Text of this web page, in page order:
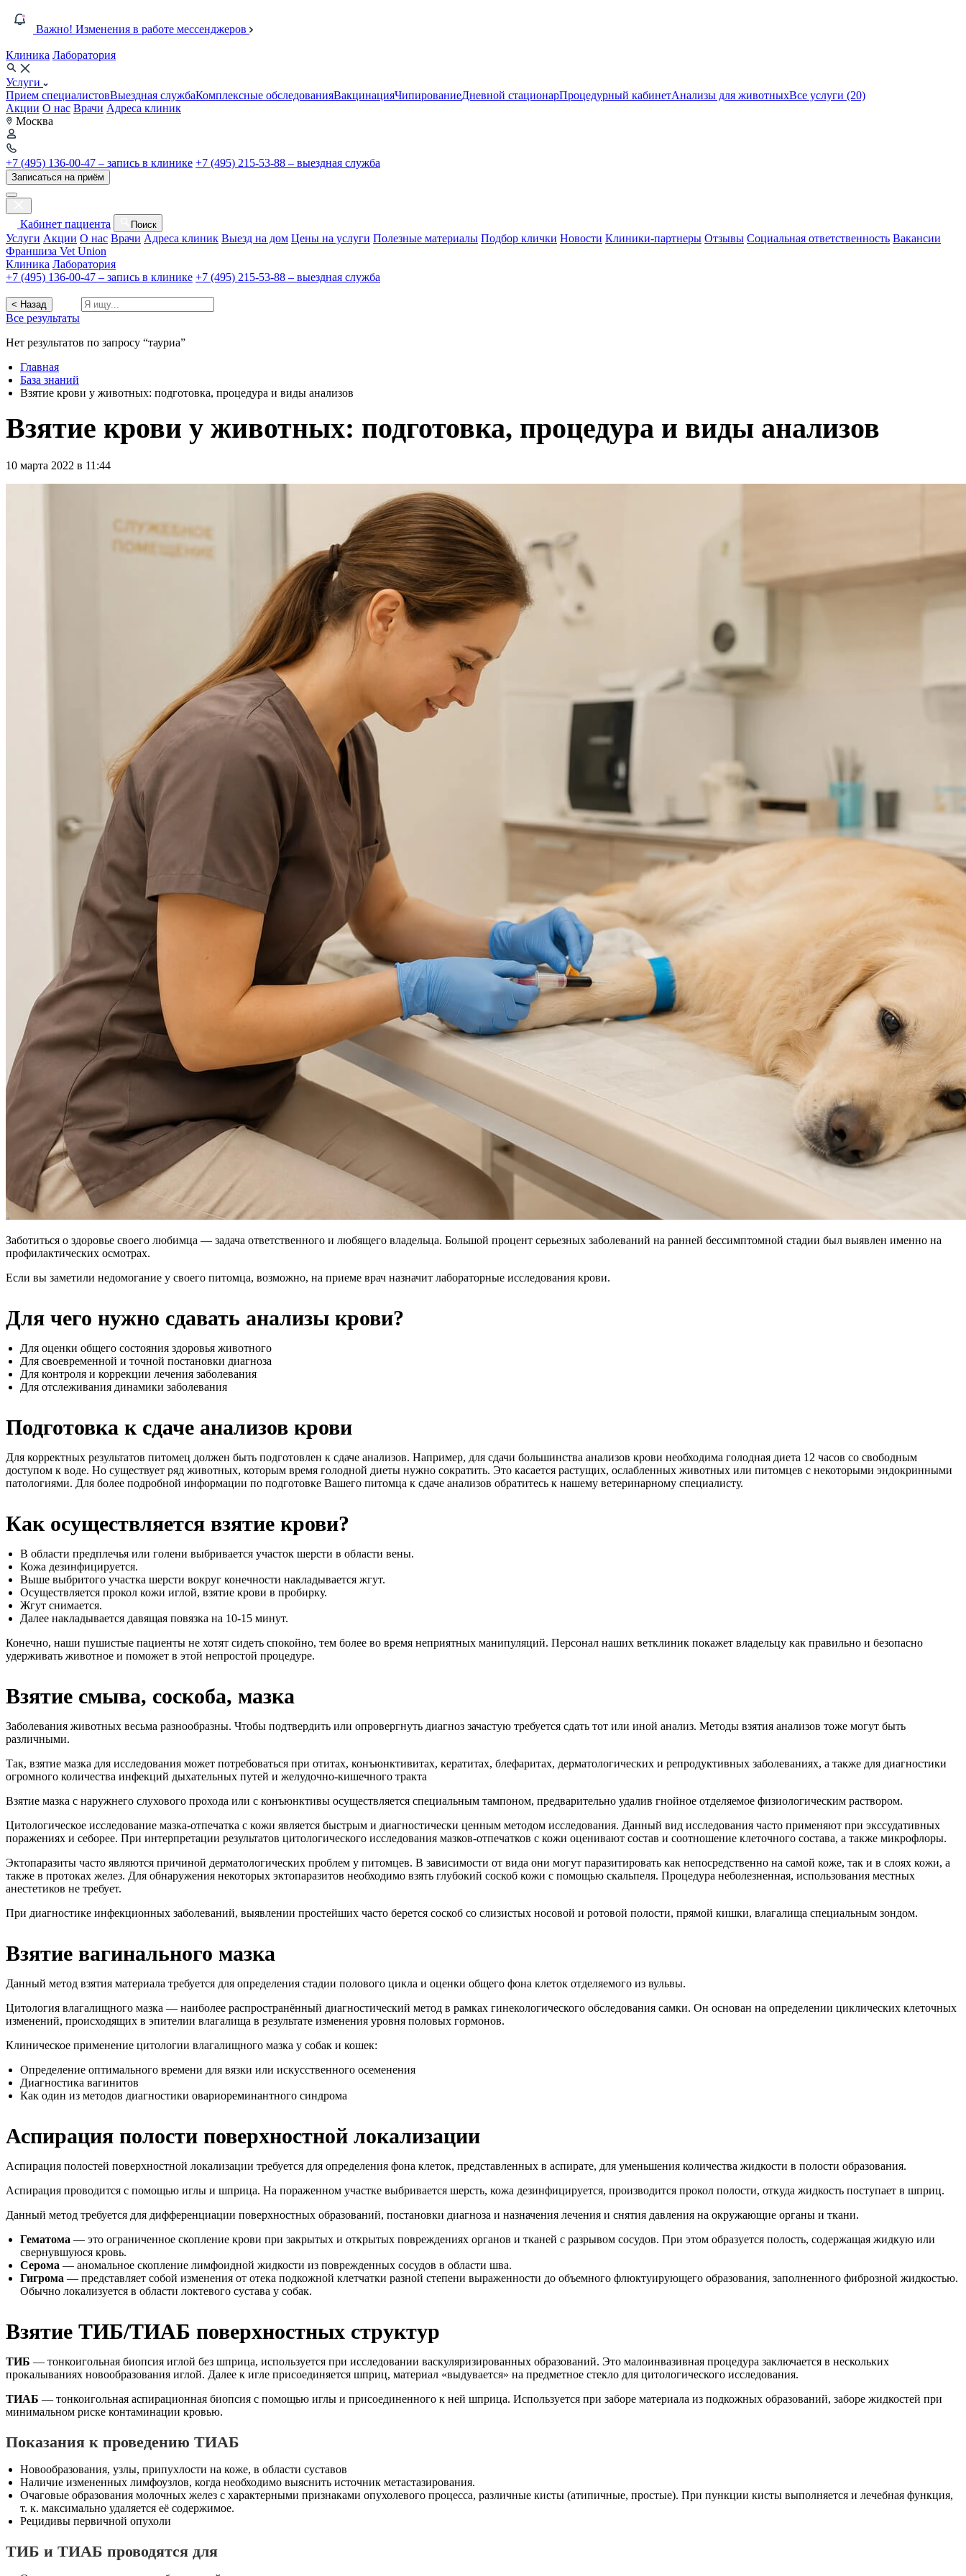
Важно! Изменения в работе мессенджеров
Клиника Лаборатория
Услуги
Прием специалистовВыездная службаКомплексные обследованияВакцинацияЧипированиеДневной стационарПроцедурный кабинетАнализы для животныхВсе услуги (20)
Акции О нас Врачи Адреса клиник
Москва
+7 (495) 136-00-47 – запись в клинике +7 (495) 215-53-88 – выездная служба
Записаться на приём
Кабинет пациента Поиск
Услуги Акции О нас Врачи Адреса клиник Выезд на дом Цены на услуги Полезные материалы Подбор клички Новости Клиники-партнеры Отзывы Социальная ответственность Вакансии
Франшиза Vet Union
Клиника Лаборатория
+7 (495) 136-00-47 – запись в клинике +7 (495) 215-53-88 – выездная служба
< Назад
Все результаты
Нет результатов по запросу “тауриа”
Главная
База знаний
Взятие крови у животных: подготовка, процедура и виды анализов
Взятие крови у животных: подготовка, процедура и виды анализов
10 марта 2022 в 11:44
Заботиться о здоровье своего любимца — задача ответственного и любящего владельца. Большой процент серьезных заболеваний на ранней бессимптомной стадии был выявлен именно на
профилактических осмотрах.
Если вы заметили недомогание у своего питомца, возможно, на приеме врач назначит лабораторные исследования крови.
Для чего нужно сдавать анализы крови?
Для оценки общего состояния здоровья животного
Для своевременной и точной постановки диагноза
Для контроля и коррекции лечения заболевания
Для отслеживания динамики заболевания
Подготовка к сдаче анализов крови
Для корректных результатов питомец должен быть подготовлен к сдаче анализов. Например, для сдачи большинства анализов крови необходима голодная диета 12 часов со свободным
доступом к воде. Но существует ряд животных, которым время голодной диеты нужно сократить. Это касается растущих, ослабленных животных или питомцев с некоторыми эндокринными
патологиями. Для более подробной информации по подготовке Вашего питомца к сдаче анализов обратитесь к нашему ветеринарному специалисту.
Как осуществляется взятие крови?
В области предплечья или голени выбривается участок шерсти в области вены.
Кожа дезинфицируется.
Выше выбритого участка шерсти вокруг конечности накладывается жгут.
Осуществляется прокол кожи иглой, взятие крови в пробирку.
Жгут снимается.
Далее накладывается давящая повязка на 10-15 минут.
Конечно, наши пушистые пациенты не хотят сидеть спокойно, тем более во время неприятных манипуляций. Персонал наших ветклиник покажет владельцу как правильно и безопасно
удерживать животное и поможет в этой непростой процедуре.
Взятие смыва, соскоба, мазка
Заболевания животных весьма разнообразны. Чтобы подтвердить или опровергнуть диагноз зачастую требуется сдать тот или иной анализ. Методы взятия анализов тоже могут быть
различными.
Так, взятие мазка для исследования может потребоваться при отитах, конъюнктивитах, кератитах, блефаритах, дерматологических и репродуктивных заболеваниях, а также для диагностики
огромного количества инфекций дыхательных путей и желудочно-кишечного тракта
Взятие мазка с наружнего слухового прохода или с конъюнктивы осуществляется специальным тампоном, предварительно удалив гнойное отделяемое физиологическим раствором.
Цитологическое исследование мазка-отпечатка с кожи является быстрым и диагностически ценным методом исследования. Данный вид исследования часто применяют при экссудативных
поражениях и себорее. При интерпретации результатов цитологического исследования мазков-отпечатков с кожи оценивают состав и соотношение клеточного состава, а также микрофлоры.
Эктопаразиты часто являются причиной дерматологических проблем у питомцев. В зависимости от вида они могут паразитировать как непосредственно на самой коже, так и в слоях кожи, а
также в протоках желез. Для обнаружения некоторых эктопаразитов необходимо взять глубокий соскоб кожи с помощью скальпеля. Процедура неболезненная, использования местных
анестетиков не требует.
При диагностике инфекционных заболеваний, выявлении простейших часто берется соскоб со слизистых носовой и ротовой полости, прямой кишки, влагалища специальным зондом.
Взятие вагинального мазка
Данный метод взятия материала требуется для определения стадии полового цикла и оценки общего фона клеток отделяемого из вульвы.
Цитология влагалищного мазка — наиболее распространённый диагностический метод в рамках гинекологического обследования самки. Он основан на определении циклических клеточных
изменений, происходящих в эпителии влагалища в результате изменения уровня половых гормонов.
Клиническое применение цитологии влагалищного мазка у собак и кошек:
Определение оптимального времени для вязки или искусственного осеменения
Диагностика вагинитов
Как один из методов диагностики овариореминантного синдрома
Аспирация полости поверхностной локализации
Аспирация полостей поверхностной локализации требуется для определения фона клеток, представленных в аспирате, для уменьшения количества жидкости в полости образования.
Аспирация проводится с помощью иглы и шприца. На пораженном участке выбривается шерсть, кожа дезинфицируется, производится прокол полости, откуда жидкость поступает в шприц.
Данный метод требуется для дифференциации поверхностных образований, постановки диагноза и назначения лечения и снятия давления на окружающие органы и ткани.
Гематома — это ограниченное скопление крови при закрытых и открытых повреждениях органов и тканей с разрывом сосудов. При этом образуется полость, содержащая жидкую или
свернувшуюся кровь.
Серома — аномальное скопление лимфоидной жидкости из поврежденных сосудов в области шва.
Гигрома — представляет собой изменения от отека подкожной клетчатки разной степени выраженности до объемного флюктуирующего образования, заполненного фиброзной жидкостью.
Обычно локализуется в области локтевого сустава у собак.
Взятие ТИБ/ТИАБ поверхностных структур
ТИБ — тонкоигольная биопсия иглой без шприца, используется при исследовании васкуляризированных образований. Это малоинвазивная процедура заключается в нескольких
прокалываниях новообразования иглой. Далее к игле присоединяется шприц, материал «выдувается» на предметное стекло для цитологического исследования.
ТИАБ — тонкоигольная аспирационная биопсия с помощью иглы и присоединенного к ней шприца. Используется при заборе материала из подкожных образований, заборе жидкостей при
минимальном риске контаминации кровью.
Показания к проведению ТИАБ
Новообразования, узлы, припухлости на коже, в области суставов
Наличие измененных лимфоузлов, когда необходимо выяснить источник метастазирования.
Очаговые образования молочных желез с характерными признаками опухолевого процесса, различные кисты (атипичные, простые). При пункции кисты выполняется и лечебная функция,
т. к. максимально удаляется её содержимое.
Рецидивы первичной опухоли
ТИБ и ТИАБ проводятся для